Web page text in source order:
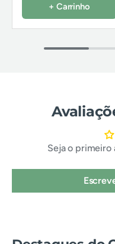
+ Carrinho
Seja o primeiro